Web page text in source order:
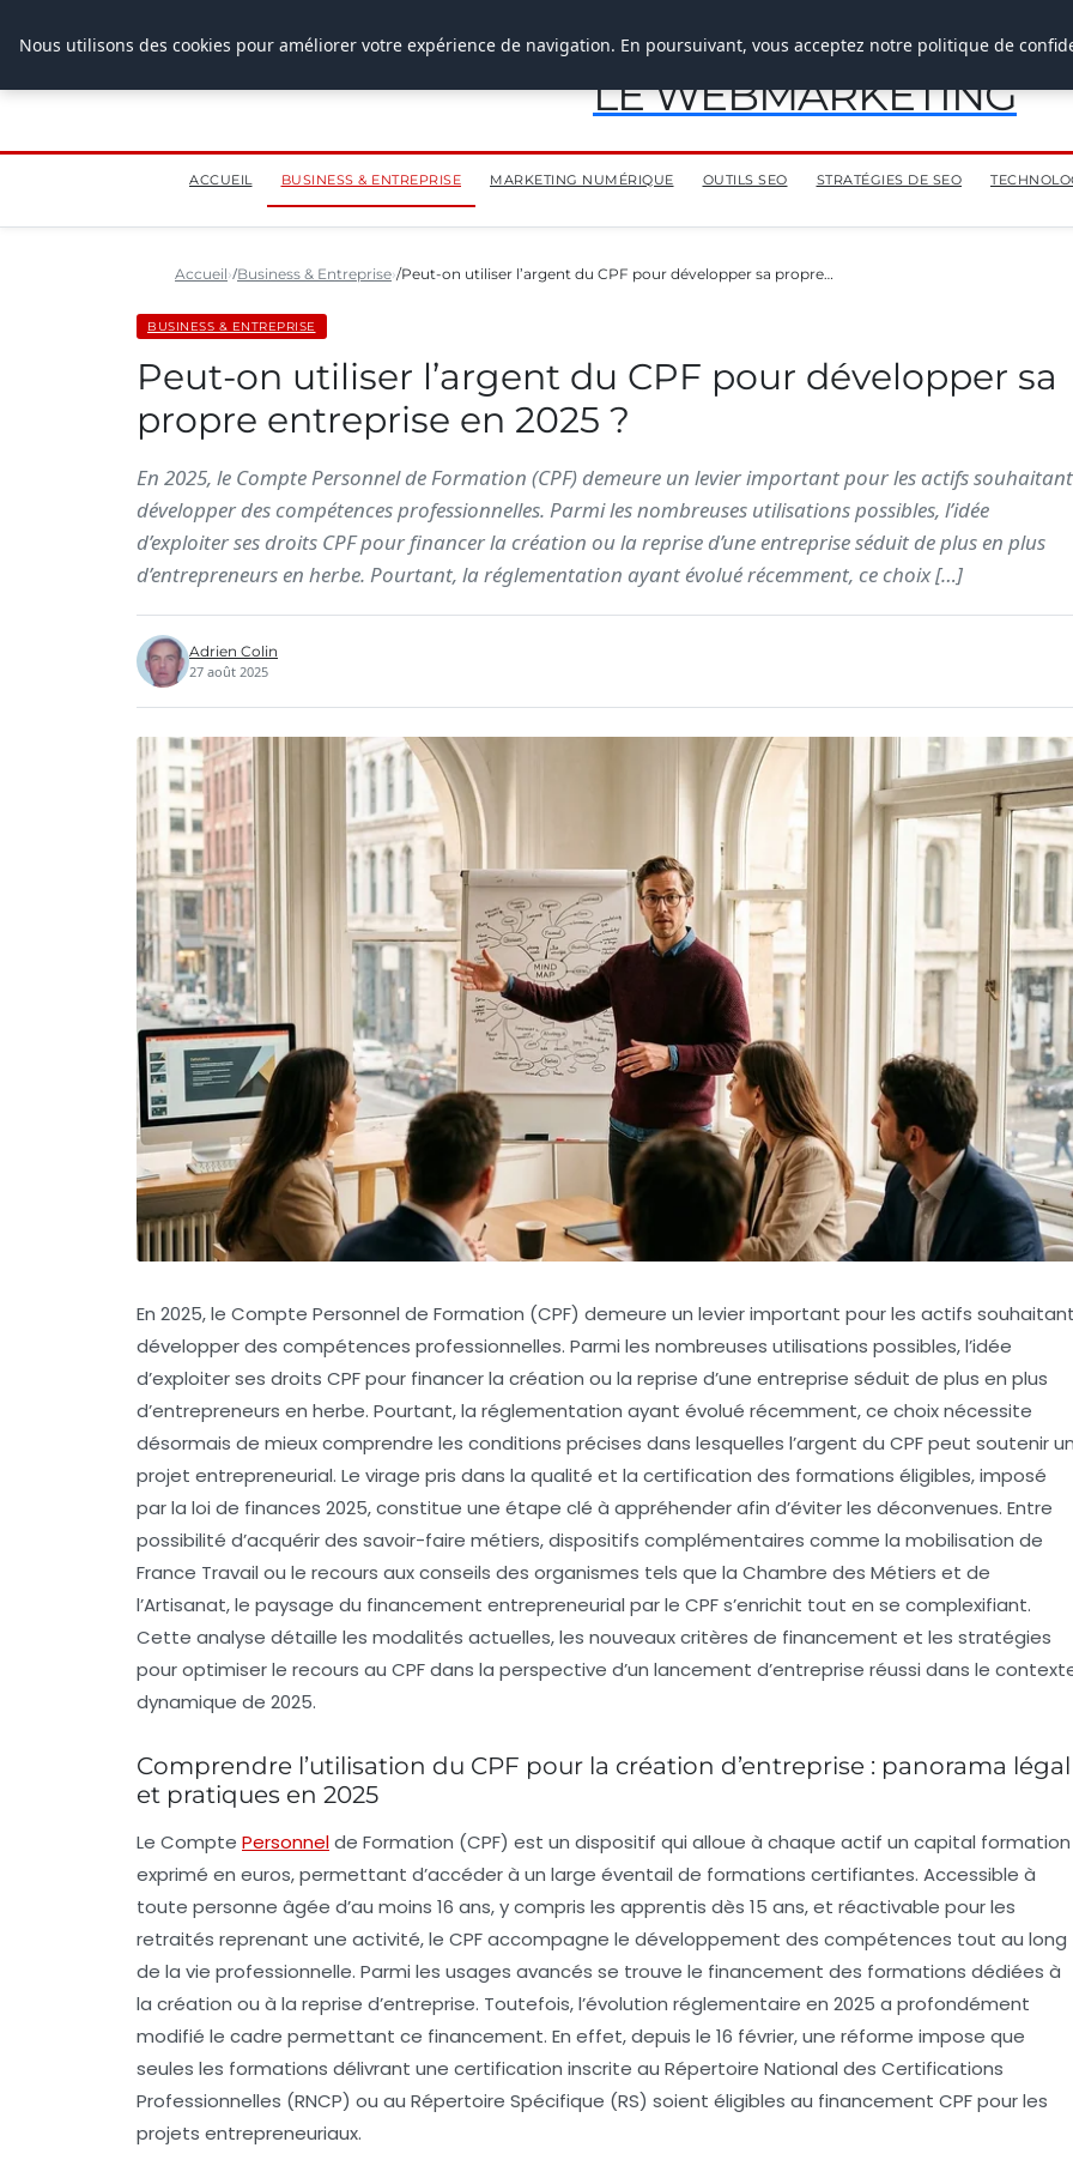
LE WEBMARKETING
ACCUEIL BUSINESS & ENTREPRISE MARKETING NUMÉRIQUE OUTILS SEO STRATÉGIES DE SEO
Accueil Business & Entreprise Peut-on utiliser l’argent du CPF pour développer sa propre…
BUSINESS & ENTREPRISE
Peut-on utiliser l’argent du CPF pour développer sa
propre entreprise en 2025 ?
En 2025, le Compte Personnel de Formation (CPF) demeure un levier important pour les actifs souhaitant
développer des compétences professionnelles. Parmi les nombreuses utilisations possibles, l’idée
d’exploiter ses droits CPF pour financer la création ou la reprise d’une entreprise séduit de plus en plus
d’entrepreneurs en herbe. Pourtant, la réglementation ayant évolué récemment, ce choix […]
Adrien Colin
27 août 2025
En 2025, le Compte Personnel de Formation (CPF) demeure un levier important pour les actifs
développer des compétences professionnelles. Parmi les nombreuses utilisations possibles, l’idée
d’exploiter ses droits CPF pour financer la création ou la reprise d’une entreprise séduit de plus en plus
d’entrepreneurs en herbe. Pourtant, la réglementation ayant évolué récemment, ce choix nécessite
désormais de mieux comprendre les conditions précises dans lesquelles l’argent du CPF peut soutenir
projet entrepreneurial. Le virage pris dans la qualité et la certification des formations éligibles, imposé
par la loi de finances 2025, constitue une étape clé à appréhender afin d’éviter les déconvenues. Entre
possibilité d’acquérir des savoir-faire métiers, dispositifs complémentaires comme la mobilisation de
France Travail ou le recours aux conseils des organismes tels que la Chambre des Métiers et de
l’Artisanat, le paysage du financement entrepreneurial par le CPF s’enrichit tout en se complexifiant.
Cette analyse détaille les modalités actuelles, les nouveaux critères de financement et les stratégies
pour optimiser le recours au CPF dans la perspective d’un lancement d’entreprise réussi dans le
dynamique de 2025.
Comprendre l’utilisation du CPF pour la création d’entreprise : panorama légal
et pratiques en 2025
Le Compte Personnelde Formation (CPF) est un dispositif qui alloue à chaque actif un capital formation
exprimé en euros, permettant d’accéder à un large éventail de formations certifiantes. Accessible à
toute personne âgée d’au moins 16 ans, y compris les apprentis dès 15 ans, et réactivable pour les
retraités reprenant une activité, le CPF accompagne le développement des compétences tout au long
de la vie professionnelle. Parmi les usages avancés se trouve le financement des formations dédiées à
la création ou à la reprise d’entreprise. Toutefois, l’évolution réglementaire en 2025 a profondément
modifié le cadre permettant ce financement. En effet, depuis le 16 février, une réforme impose que
seules les formations délivrant une certification inscrite au Répertoire National des Certifications
Professionnelles (RNCP) ou au Répertoire Spécifique (RS) soient éligibles au financement CPF pour les
projets entrepreneuriaux.
Nous utilisons des cookies pour améliorer votre expérience de navigation. En poursuivant, vous acceptez notre politique de